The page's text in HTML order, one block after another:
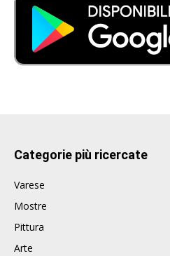
Categorie più ricercate
Varese
Mostre
Pittura
Arte